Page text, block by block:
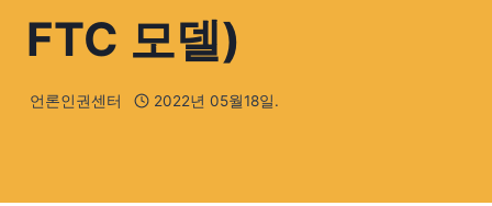
FTC 모델)
언론인권센터 2022년 05월18일.